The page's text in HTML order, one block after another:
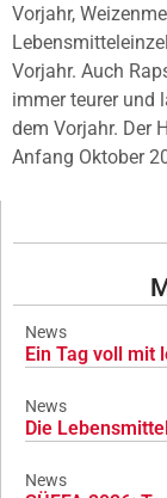
Vorjahr,
Vorjahr. Auch
immer teurer und
dem Vorjahr. Der
Anfang Oktober
News
Ein Tag voll mit
News
Die
News